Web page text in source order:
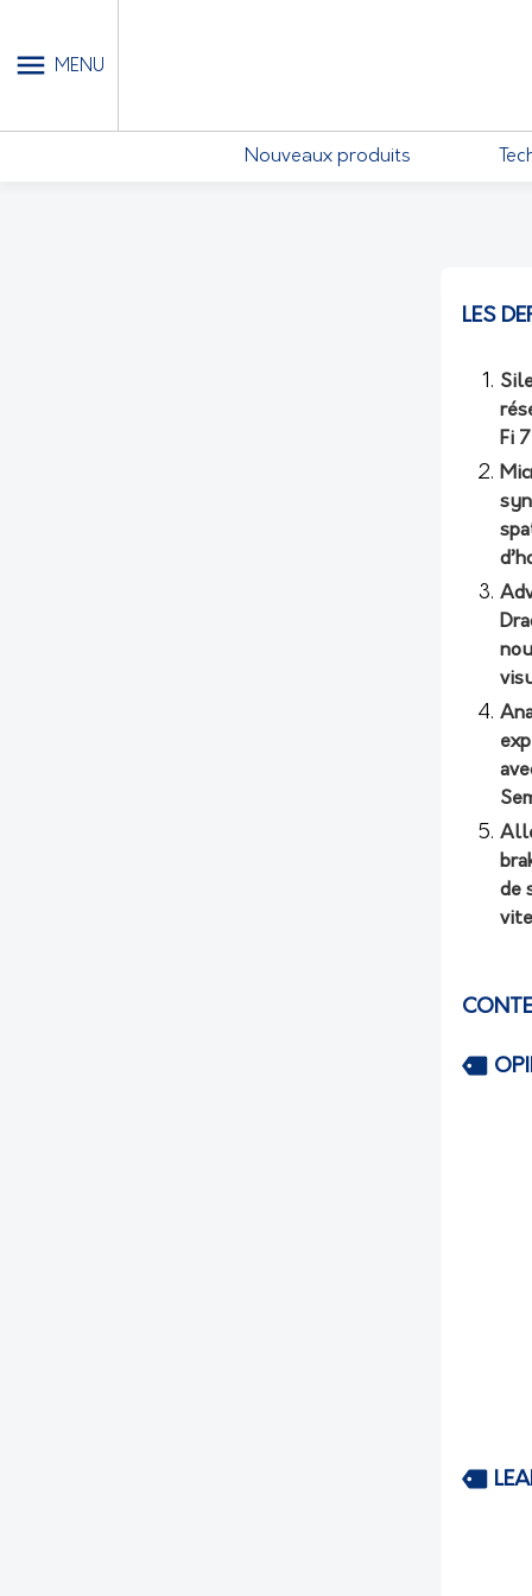
MENU
Nouveaux produits
LES
Fi
de